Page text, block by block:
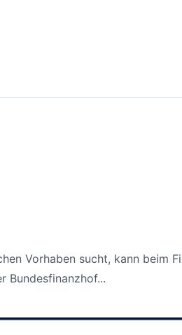
Vorhaben sucht, kann beim
Bundesfinanzhof...